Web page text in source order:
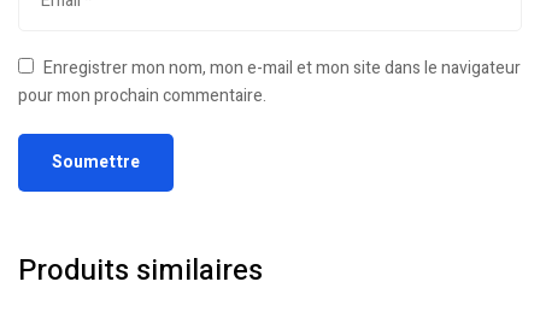
Enregistrer mon nom, mon e-mail et mon site dans le navigateur
pour mon prochain commentaire.
Produits similaires